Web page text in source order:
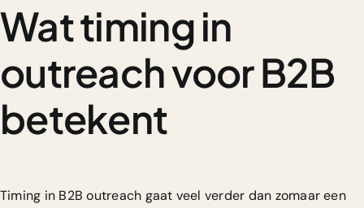
Wat timing in
outreach voor B2B
betekent
Timing in B2B outreach gaat veel verder dan zomaar een